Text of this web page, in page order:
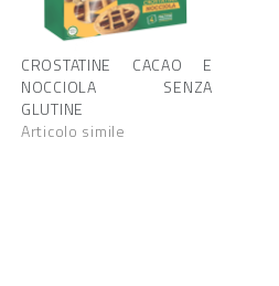
CROSTATINE CACAO E
NOCCIOLA SENZA
GLUTINE
Articolo simile